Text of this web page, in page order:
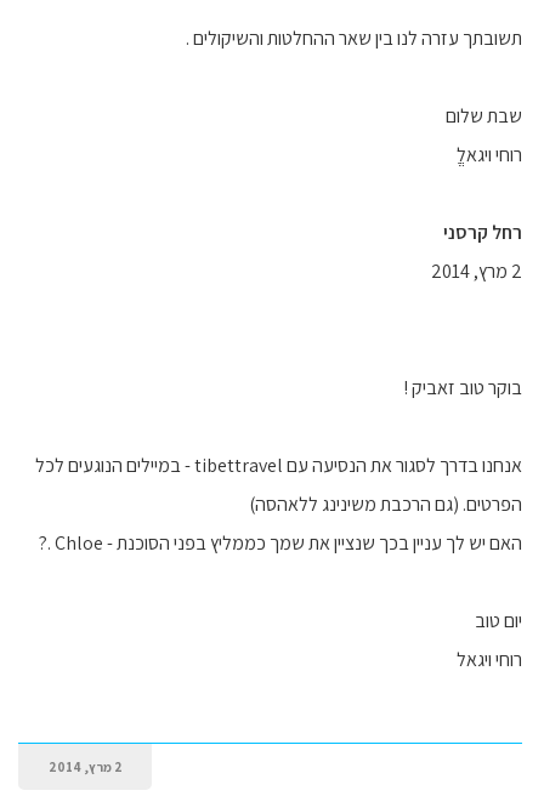
תשובתך עזרה לנו בין שאר ההחלטות והשיקולים .
שבת שלום
רוחי ויגאלֱֱֱ
רחל קרסני
2 מרץ, 2014
בוקר טוב זאביק !
אנחנו בדרך לסגור את הנסיעה עם tibettravel - במיילים הנוגעים לכל
הפרטים. (גם הרכבת משינינג ללאהסה)
האם יש לך עניין בכך שנציין את שמך כממליץ בפני הסוכנת - Chloe .?
יום טוב
רוחי ויגאל
2 מרץ, 2014